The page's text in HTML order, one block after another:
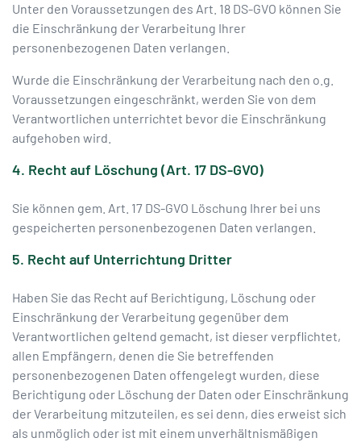
Unter den Voraussetzungen des Art. 18 DS-GVO können Sie
die Einschränkung der Verarbeitung Ihrer
personenbezogenen Daten verlangen.
Wurde die Einschränkung der Verarbeitung nach den o.g.
Voraussetzungen eingeschränkt, werden Sie von dem
Verantwortlichen unterrichtet bevor die Einschränkung
aufgehoben wird.
4. Recht auf Löschung (Art. 17 DS-GVO)
Sie können gem. Art. 17 DS-GVO Löschung Ihrer bei uns
gespeicherten personenbezogenen Daten verlangen.
5. Recht auf Unterrichtung Dritter
Haben Sie das Recht auf Berichtigung, Löschung oder
Einschränkung der Verarbeitung gegenüber dem
Verantwortlichen geltend gemacht, ist dieser verpflichtet,
allen Empfängern, denen die Sie betreffenden
personenbezogenen Daten offengelegt wurden, diese
Berichtigung oder Löschung der Daten oder Einschränkung
der Verarbeitung mitzuteilen, es sei denn, dies erweist sich
als unmöglich oder ist mit einem unverhältnismäßigen